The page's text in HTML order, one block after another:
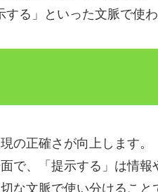
る」といった文脈で使わ
の正確さが向上します。
で、「提示する」は情報
な文脈で使い分けること